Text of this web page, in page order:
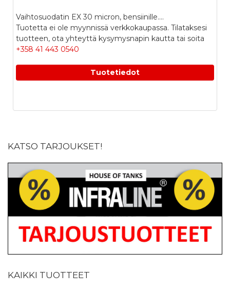
Vaihtosuodatin EX 30 micron, bensiinille....
Tuotetta ei ole myynnissä verkkokaupassa. Tilataksesi
tuotteen, ota yhteyttä kysymysnapin kautta tai soita
+358 41 443 0540
Tuotetiedot
KATSO TARJOUKSET!
KAIKKI TUOTTEET